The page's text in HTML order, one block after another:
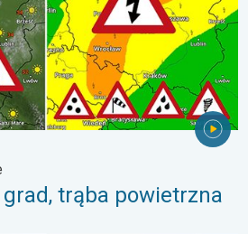
grad, trąba powietrzna